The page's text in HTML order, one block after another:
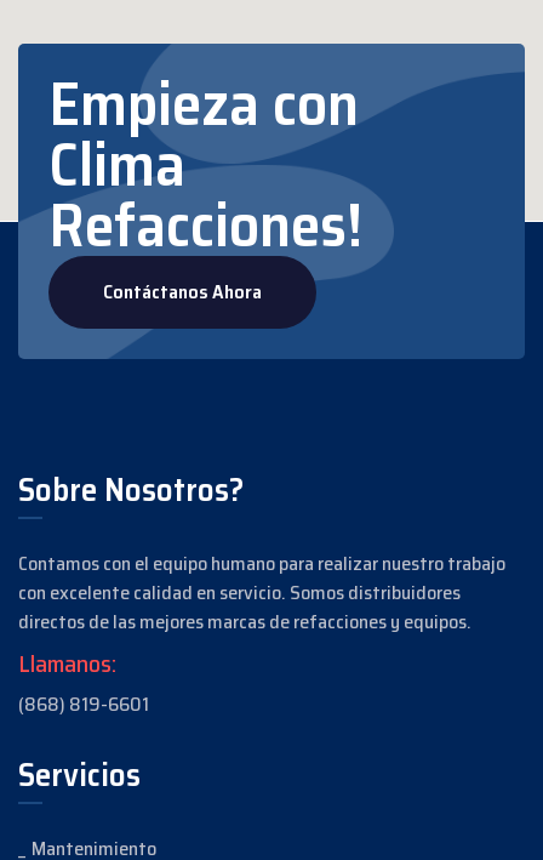
Empieza con
Clima
Refacciones!
Contáctanos Ahora
Sobre Nosotros?
Contamos con el equipo humano para realizar nuestro trabajo
con excelente calidad en servicio. Somos distribuidores
directos de las mejores marcas de refacciones y equipos.
Llamanos:
(868) 819-6601
Servicios
Mantenimiento